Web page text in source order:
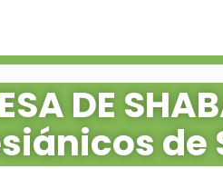
DE
de